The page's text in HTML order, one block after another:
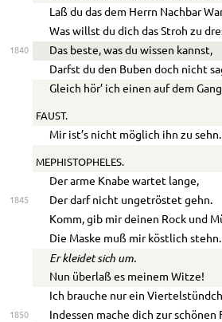
Laß du das dem Herrn Nachbar
Was willst du dich das Stroh zu
1840
Das beste, was du wissen kannst,
Darfst du den Buben doch nicht
Gleich hör’ ich einen auf dem
FAUST.
Mir ist’s nicht möglich ihn zu sehn.
MEPHISTOPHELES.
Der arme Knabe wartet lange,
1845
Der darf nicht ungetröstet gehn.
Komm, gib mir deinen Rock und
Die Maske muß mir köstlich stehn.
Er kleidet sich um.
Nun überlaß es meinem Witze!
Ich brauche nur ein
1850
Indessen mache dich zur